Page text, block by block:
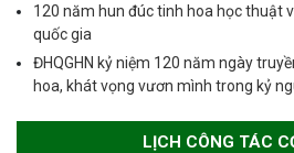
120 năm hun đúc tinh hoa học thuật
quốc gia
ĐHQGHN kỷ niệm 120 năm ngày
hoa, khát vọng vươn mình trong kỷ
LỊCH CÔNG TÁC